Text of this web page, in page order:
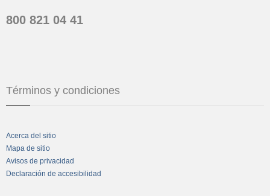
800 821 04 41
Términos y condiciones
Acerca del sitio
Mapa de sitio
Avisos de privacidad
Declaración de accesibilidad